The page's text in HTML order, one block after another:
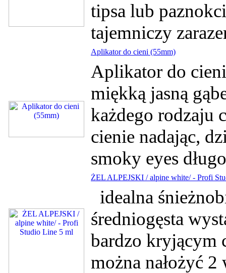
tipsa lub
tajemniczy
Aplikator do cieni (55mm)
Aplikator do
miękką jasną
każdego rodzaju
cienie nadając,
smoky eyes
ŻEL ALPEJSKI / alpine white/ - Profi
idealna
średniogęsta
bardzo kryjącym
można nałożyć